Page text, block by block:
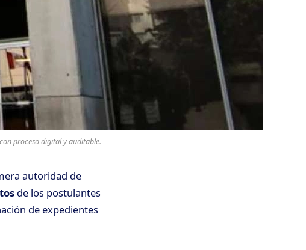
proceso digital y auditable.
autoridad de
de los postulantes
de expedientes